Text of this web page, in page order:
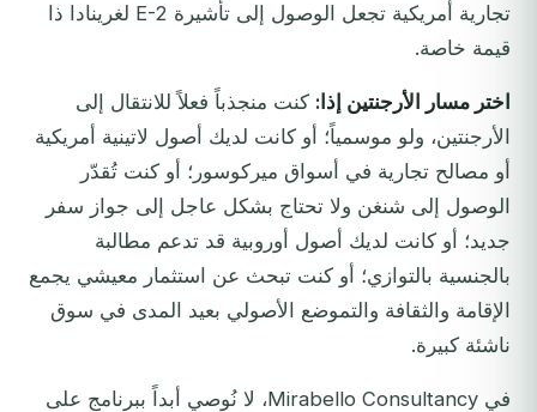
تجارية أمريكية تجعل الوصول إلى تأشيرة E-2 لغرينادا ذا
قيمة خاصة.
اختر مسار الأرجنتين إذا: كنت منجذباً فعلاً للانتقال إلى
الأرجنتين، ولو موسمياً؛ أو كانت لديك أصول لاتينية أمريكية
أو مصالح تجارية في أسواق ميركوسور؛ أو كنت تُقدّر
الوصول إلى شنغن ولا تحتاج بشكل عاجل إلى جواز سفر
جديد؛ أو كانت لديك أصول أوروبية قد تدعم مطالبة
بالجنسية بالتوازي؛ أو كنت تبحث عن استثمار معيشي يجمع
الإقامة والثقافة والتموضع الأصولي بعيد المدى في سوق
ناشئة كبيرة.
في Mirabello Consultancy، لا نُوصي أبداً ببرنامج على